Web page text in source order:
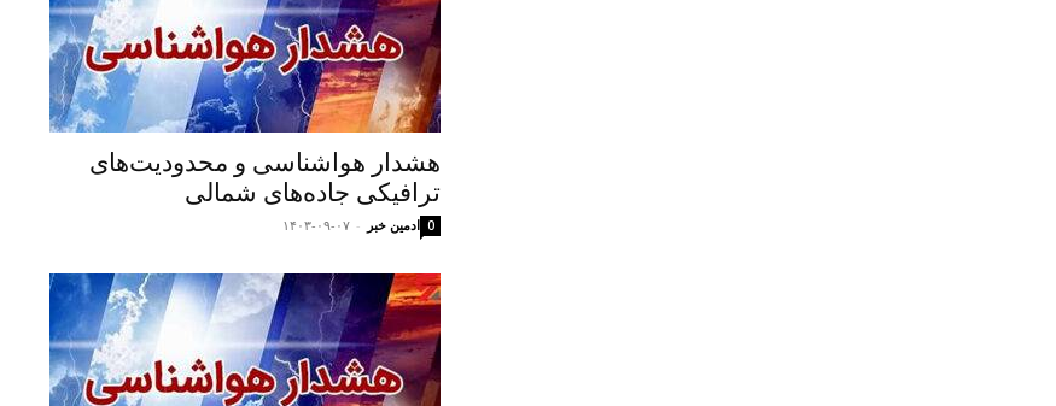
هشدار هواشناسی و محدودیت‌های
ترافیکی جاده‌های شمالی
ادمین خبر - ۱۴۰۳-۰۹-۰۷ 0